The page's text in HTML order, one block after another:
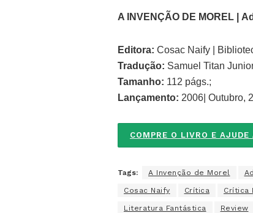
A INVENÇÃO DE MOREL |
Editora: Cosac Naify |
Tradução: Samuel Titan
Tamanho: 112 págs.;
Lançamento: 2006| Outubro,
COMPRE O LIVRO E AJUDE
Tags: A Invenção de Morel
Cosac Naify Crítica Crítica
Literatura Fantástica Review